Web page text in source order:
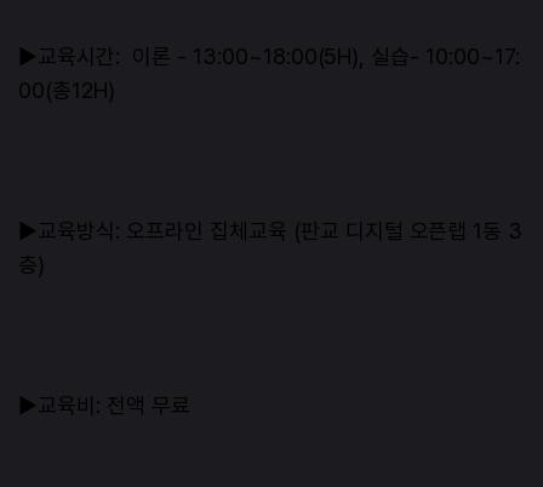
▶교육시간: 이론 - 13:00~18:00(5H), 실습- 10:00~17:
00(총12H)
▶교육방식: 오프라인 집체교육 (판교 디지털 오픈랩 1동 3
층)
▶교육비: 전액 무료